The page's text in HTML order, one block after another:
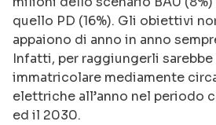
quello PD (16%). Gli obiettivi
appaiono di anno in anno
Infatti, per raggiungerli
immatricolare mediamente
elettriche all’anno nel periodo
ed il 2030.